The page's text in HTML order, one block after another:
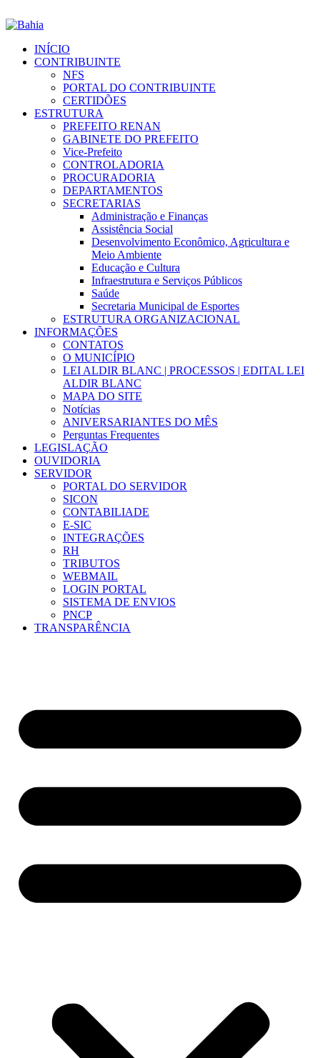
INÍCIO
CONTRIBUINTE
NFS
PORTAL DO CONTRIBUINTE
CERTIDÕES
ESTRUTURA
PREFEITO RENAN
GABINETE DO PREFEITO
Vice-Prefeito
CONTROLADORIA
PROCURADORIA
DEPARTAMENTOS
SECRETARIAS
Administração e Finanças
Assistência Social
Desenvolvimento Econômico, Agricultura e
Meio Ambiente
Educação e Cultura
Infraestrutura e Serviços Públicos
Saúde
Secretaria Municipal de Esportes
ESTRUTURA ORGANIZACIONAL
INFORMAÇÕES
CONTATOS
O MUNICÍPIO
LEI ALDIR BLANC | PROCESSOS | EDITAL LEI
ALDIR BLANC
MAPA DO SITE
Notícias
ANIVERSARIANTES DO MÊS
Perguntas Frequentes
LEGISLAÇÃO
OUVIDORIA
SERVIDOR
PORTAL DO SERVIDOR
SICON
CONTABILIADE
E-SIC
INTEGRAÇÕES
RH
TRIBUTOS
WEBMAIL
LOGIN PORTAL
SISTEMA DE ENVIOS
PNCP
TRANSPARÊNCIA